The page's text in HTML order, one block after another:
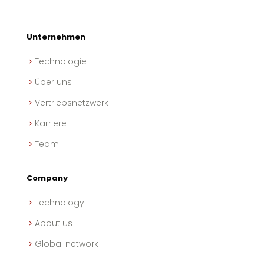
Unternehmen
Technologie
Über uns
Vertriebsnetzwerk
Karriere
Team
Company
Technology
About us
Global network